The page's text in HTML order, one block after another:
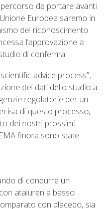
da portare avanti
Europea saremo in
del riconoscimento
l’approvazione a
di conferma.
advice process”,
dei dati dello studio a
regolatorie per un
di questo processo,
dei nostri prossimi
finora sono state
di condurre un
ataluren a basso
con placebo, sia